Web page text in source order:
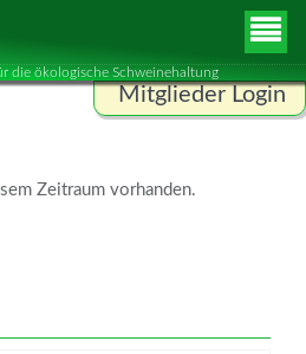
die ökologische Schweinehaltung
Mitglieder Login
ANMELDEN
Zeitraum vorhanden.